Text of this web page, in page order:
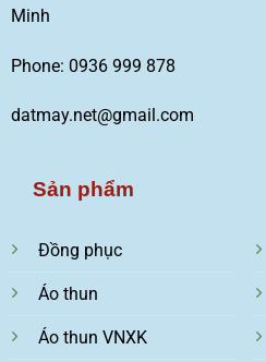
Minh
Phone: 0936 999 878
datmay.net@gmail.com
Sản phẩm
Đồng phục
Áo thun
Áo thun VNXK